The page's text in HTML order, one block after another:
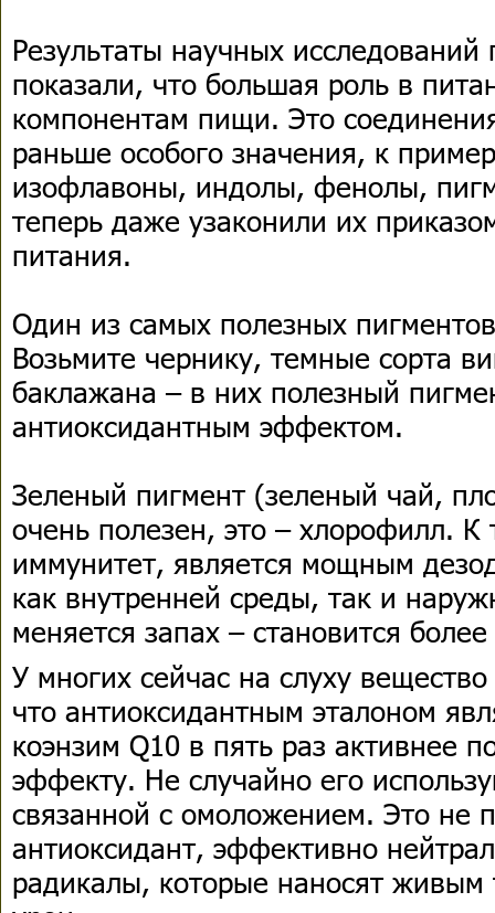
Результаты научных исследований
показали, что большая роль в
компонентам пищи. Это
раньше особого значения, к
изофлавоны, индолы, фенолы,
теперь даже узаконили их
питания.
Один из самых полезных
Возьмите чернику, темные сорта
баклажана – в них полезный
антиоксидантным эффектом.
Зеленый пигмент (зеленый чай,
очень полезен, это – хлорофилл.
иммунитет, является мощным
как внутренней среды, так и
меняется запах – становится
У многих сейчас на слуху
что антиоксидантным эталоном
коэнзим Q10 в пять раз активнее
эффекту. Не случайно его
связанной с омоложением. Это не
антиоксидант, эффективно
радикалы, которые наносят